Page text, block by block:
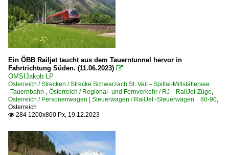
Ein ÖBB Railjet taucht aus dem Tauerntunnel hervor in
Fahrtrichtung Süden. (11.06.2023) 
OMSIJakob LP
Österreich / Strecken / Strecke Schwarzach St. Veit – Spittal-Millstättersee
·Tauernbahn·, Österreich / Regional- und Fernverkehr / RJ RailJet-Züge,
Österreich / Personenwagen | Steuerwagen / RailJet -Steuerwagen 80-90,
Österreich
 284 1200x800 Px, 19.12.2023